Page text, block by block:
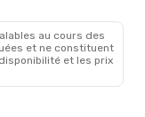
au cours des
et ne constituent
et les prix